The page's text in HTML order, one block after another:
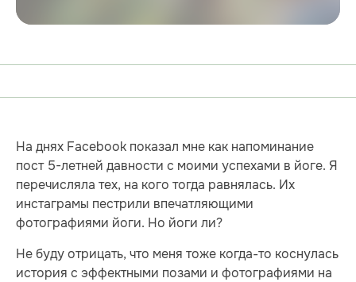
На днях Facebook показал мне как напоминание
пост 5-летней давности с моими успехами в йоге. Я
перечисляла тех, на кого тогда равнялась. Их
инстаграмы пестрили впечатляющими
фотографиями йоги. Но йоги ли?
Не буду отрицать, что меня тоже когда-то коснулась
история с эффектными позами и фотографиями на